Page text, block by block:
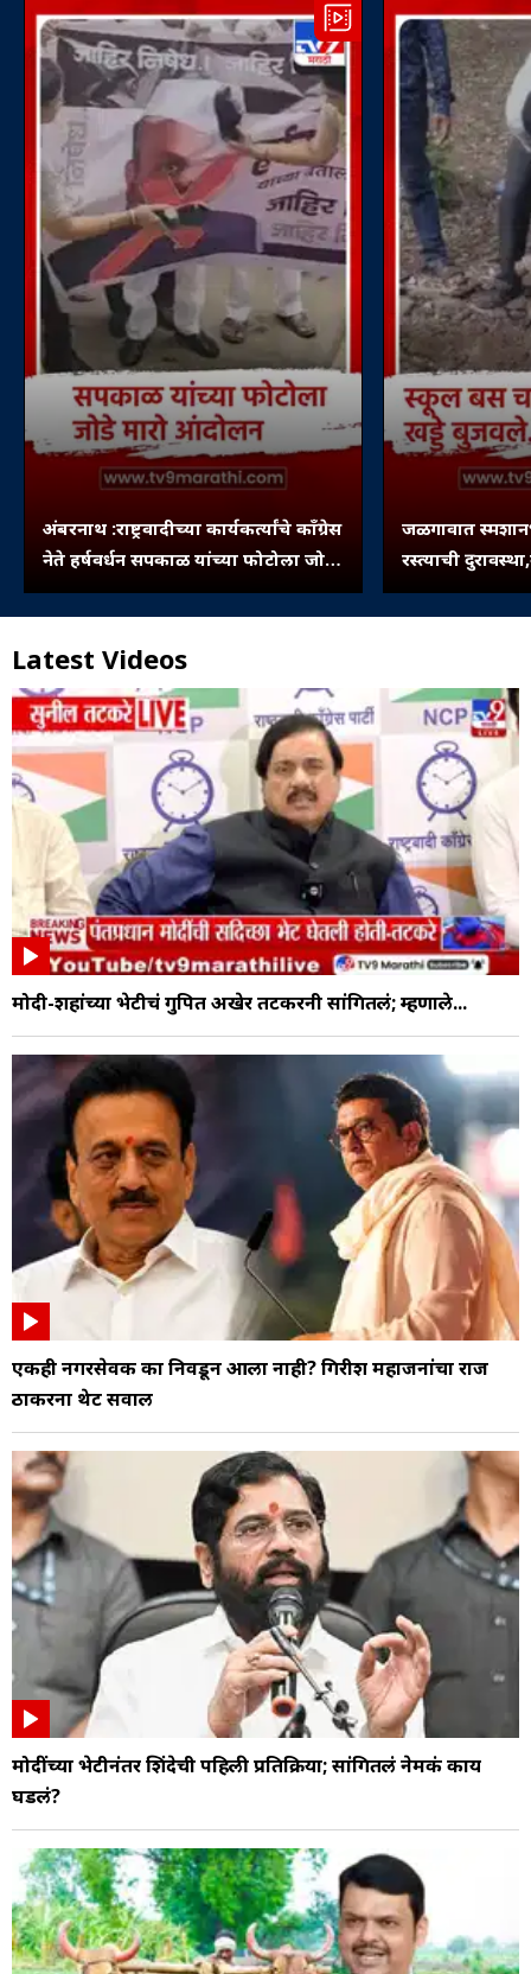
अंबरनाथ :राष्ट्रवादीच्या कार्यकर्त्यांचे काँग्रेस
नेते हर्षवर्धन सपकाळ यांच्या फोटोला जोडे
मारो आंदोलन
जळगावात
रस्त्याची
बुजवले...
Latest Videos
मोदी-शहांच्या भेटीचं गुपित अखेर तटकरेंनी सांगितलं; म्हणाले...
एकही नगरसेवक का निवडून आला नाही? गिरीश महाजनांचा राज
ठाकरेंना थेट सवाल
मोदींच्या भेटीनंतर शिंदेची पहिली प्रतिक्रिया; सांगितलं नेमकं काय
घडलं?